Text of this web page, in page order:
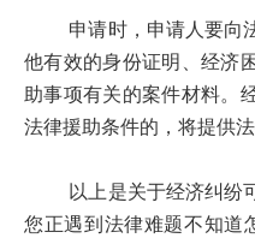
申请时，申请人要向法
他有效的身份证明、经济
助事项有关的案件材料。
法律援助条件的，将提供法
以上是关于经济纠纷可
您正遇到法律难题不知道